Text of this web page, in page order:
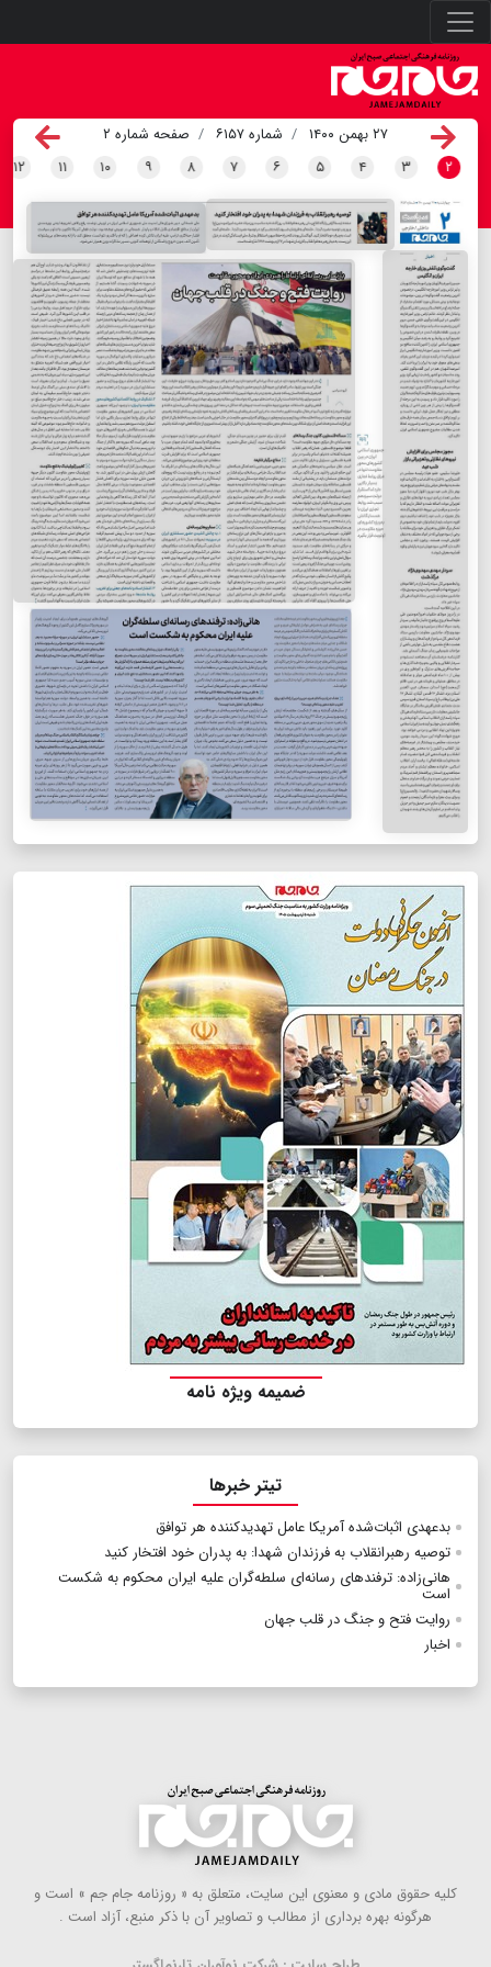
۲۷ بهمن ۱۴۰۰ شماره ۶۱۵۷
صفحه شماره ۲
۲ ۳ ۴ ۵ ۶ ۷ ۸ ۹ ۱۰ ۱۱ ۱۲
ضمیمه ویژه نامه
تیتر خبرها
بدعهدی اثبات‌شده آمریکا عامل تهدیدکننده هر توافق
توصیه رهبرانقلاب به فرزندان شهدا: به پدران خود افتخار کنید
هانی‌زاده: ترفندهای رسانه‌ای سلطه‌گران علیه ایران محکوم به شکست
است
روایت فتح و جنگ در قلب جهان
اخبار
كلیه حقوق مادی و معنوی این سایت، متعلق به « روزنامه جام جم » است و
هرگونه بهره ‌برداری از مطالب و تصاویر آن با ذكر منبع، آزاد است .